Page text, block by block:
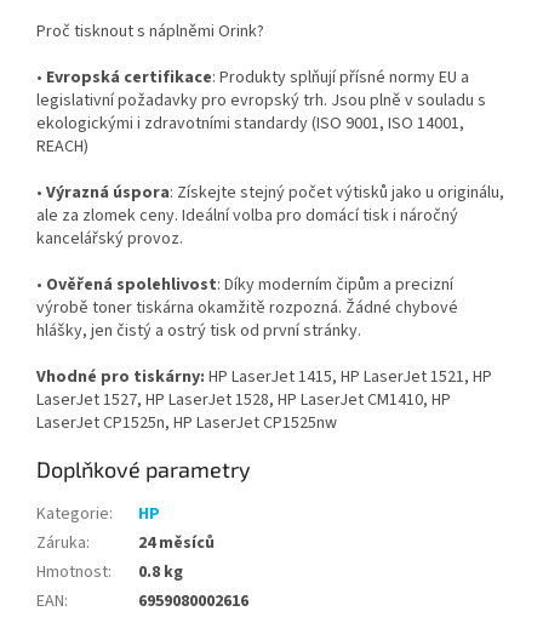
Proč tisknout s náplněmi Orink?
• Evropská certifikace: Produkty splňují přísné normy EU a
legislativní požadavky pro evropský trh. Jsou plně v souladu s
ekologickými i zdravotními standardy (ISO 9001, ISO 14001,
REACH)
• Výrazná úspora: Získejte stejný počet výtisků jako u originálu,
ale za zlomek ceny. Ideální volba pro domácí tisk i náročný
kancelářský provoz.
• Ověřená spolehlivost: Díky moderním čipům a precizní
výrobě toner tiskárna okamžitě rozpozná. Žádné chybové
hlášky, jen čistý a ostrý tisk od první stránky.
Vhodné pro tiskárny: HP LaserJet 1415, HP LaserJet 1521, HP
LaserJet 1527, HP LaserJet 1528, HP LaserJet CM1410, HP
LaserJet CP1525n, HP LaserJet CP1525nw
Doplňkové parametry
Kategorie:
HP
Záruka:
24 měsíců
Hmotnost:
0.8 kg
EAN:
6959080002616